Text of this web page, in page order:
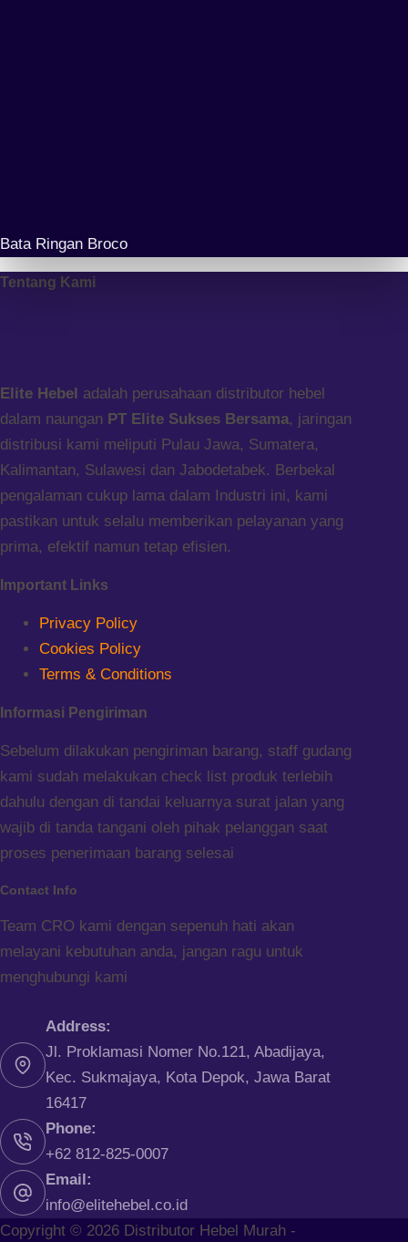
Bata Ringan Broco
Tentang Kami
Elite Hebel adalah perusahaan distributor hebel
dalam naungan PT Elite Sukses Bersama, jaringan
distribusi kami meliputi Pulau Jawa, Sumatera,
Kalimantan, Sulawesi dan Jabodetabek. Berbekal
pengalaman cukup lama dalam Industri ini, kami
pastikan untuk selalu memberikan pelayanan yang
prima, efektif namun tetap efisien.
Important Links
Privacy Policy
Cookies Policy
Terms & Conditions
Informasi Pengiriman
Sebelum dilakukan pengiriman barang, staff gudang
kami sudah melakukan check list produk terlebih
dahulu dengan di tandai keluarnya surat jalan yang
wajib di tanda tangani oleh pihak pelanggan saat
proses penerimaan barang selesai
Contact Info
Team CRO kami dengan sepenuh hati akan
melayani kebutuhan anda, jangan ragu untuk
menghubungi kami
Address:
Jl. Proklamasi Nomer No.121, Abadijaya,
Kec. Sukmajaya, Kota Depok, Jawa Barat
16417
Phone:
+62 812-825-0007
Email:
info@elitehebel.co.id
Copyright © 2026 Distributor Hebel Murah -